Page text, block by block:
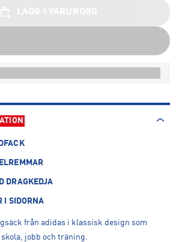
DRAGKEDJA
I SIDORNA
från adidas i klassisk design som
jobb och träning.